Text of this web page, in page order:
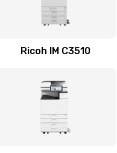
Ricoh IM C3510